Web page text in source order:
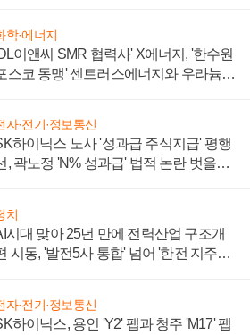
학·에너지
이앤씨 SMR 협력사' X에너지, '한수원
스코 동맹' 센트러스에너지와 우라늄
자·전기·정보통신
하이닉스 노사 '성과급 주식지급' 평행
, 곽노정 'N% 성과급' 법적 논란 벗을지
치
시대 맞아 25년 만에 전력산업 구조개
시동, '발전5사 통합' 넘어 '한전 지주사'
자·전기·정보통신
하이닉스, 용인 'Y2' 팹과 청주 'M17' 팹